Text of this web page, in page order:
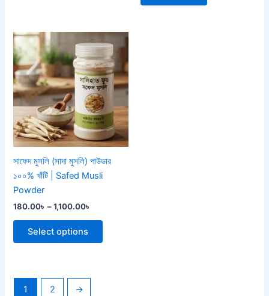
সাফেদ মুসলি (সাদা মুসলি) পাউডার
১০০% খাঁটি | Safed Musli
Powder
180.00৳ – 1,100.00৳
Price
range:
180.00৳
through
1,100.00৳
Select options
product
has
multiple
variants.
The
options
may
1 2 →